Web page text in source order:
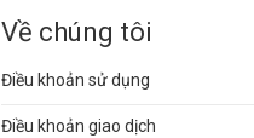
Về chúng tôi
Điều khoản sử dụng
Điều khoản giao dịch